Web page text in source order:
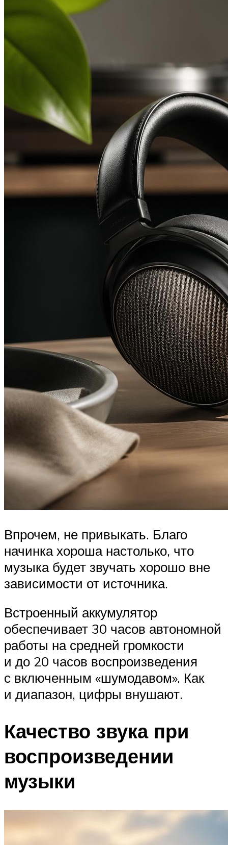
Впрочем, не привыкать. Благо
начинка хороша настолько, что
музыка будет звучать хорошо вне
зависимости от источника.
Встроенный аккумулятор
обеспечивает 30 часов автономной
работы на средней громкости
и до 20 часов воспроизведения
с включенным «шумодавом». Как
и диапазон, цифры внушают.
Качество звука при
воспроизведении
музыки